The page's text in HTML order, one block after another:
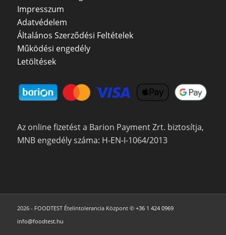
Impresszum
Adatvédelem
Általános Szerződési Feltételek
Működési engedély
Letöltések
Az online fizetést a Barion Payment Zrt. biztosítja,
MNB engedély száma: H-EN-I-1064/2013
2026 - FOODTEST Ételintolerancia Központ © +36 1 424 0969
info@foodtest.hu